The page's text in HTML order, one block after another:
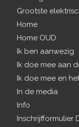
Grootste
Home
Home OUD
Ik ben aanwezig
Ik doe mee aan
Ik doe mee en
In de media
Info
Inschrijfformulier